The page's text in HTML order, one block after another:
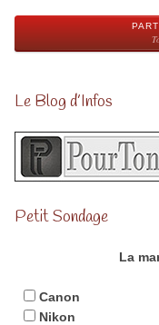
Le Blog d’Infos
Petit Sondage
La
Canon
Nikon